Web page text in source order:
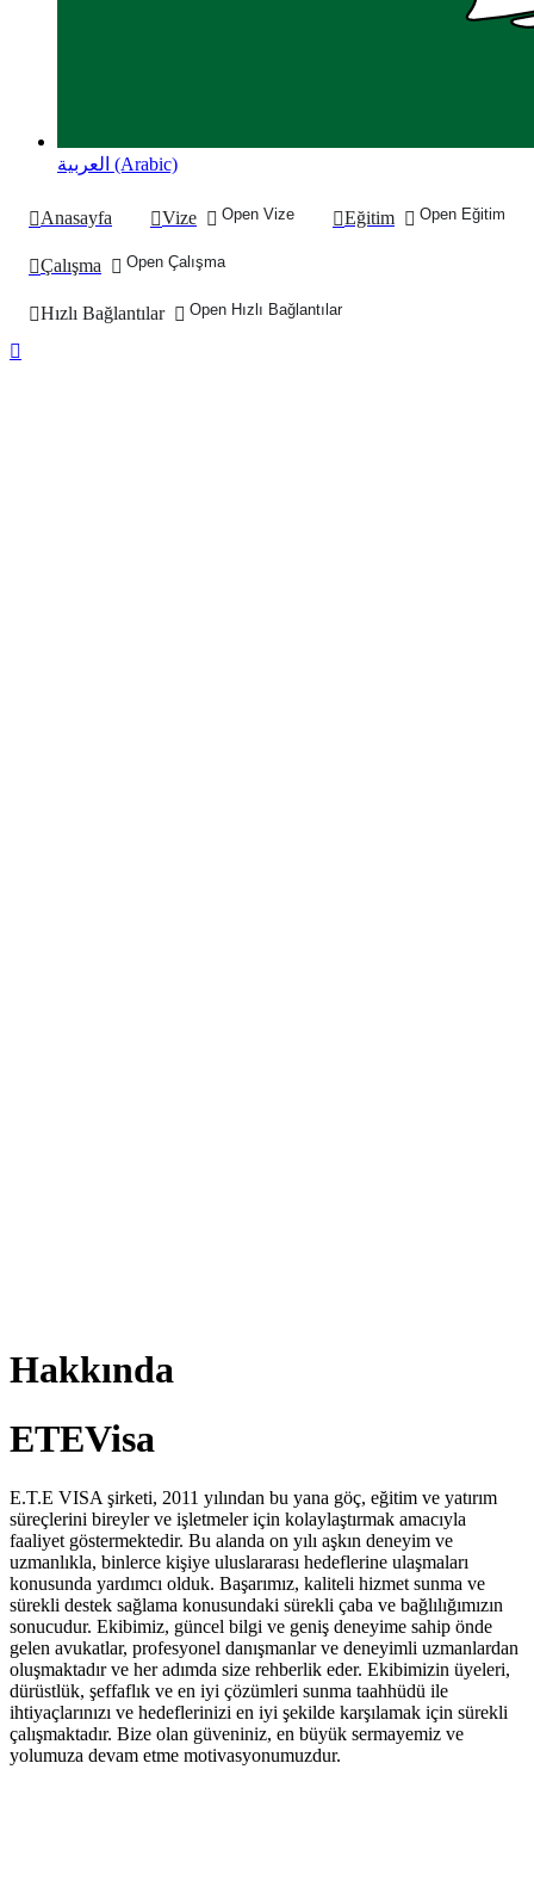
العربية (Arabic)
Anasayfa Vize Open Vize Eğitim Open Eğitim
Çalışma Open Çalışma
Hızlı Bağlantılar Open Hızlı Bağlantılar
Hakkında
ETEVisa
E.T.E VISA şirketi, 2011 yılından bu yana göç, eğitim ve yatırım
süreçlerini bireyler ve işletmeler için kolaylaştırmak amacıyla
faaliyet göstermektedir. Bu alanda on yılı aşkın deneyim ve
uzmanlıkla, binlerce kişiye uluslararası hedeflerine ulaşmaları
konusunda yardımcı olduk. Başarımız, kaliteli hizmet sunma ve
sürekli destek sağlama konusundaki sürekli çaba ve bağlılığımızın
sonucudur. Ekibimiz, güncel bilgi ve geniş deneyime sahip önde
gelen avukatlar, profesyonel danışmanlar ve deneyimli uzmanlardan
oluşmaktadır ve her adımda size rehberlik eder. Ekibimizin üyeleri,
dürüstlük, şeffaflık ve en iyi çözümleri sunma taahhüdü ile
ihtiyaçlarınızı ve hedeflerinizi en iyi şekilde karşılamak için sürekli
çalışmaktadır. Bize olan güveniniz, en büyük sermayemiz ve
yolumuza devam etme motivasyonumuzdur.